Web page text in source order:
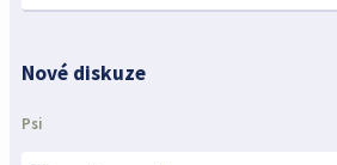
Nové diskuze
Psi